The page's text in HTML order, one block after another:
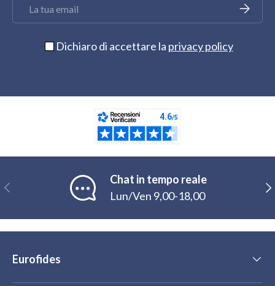
Iscriviti
Dichiaro di accettare la privacy policy
Indietro
Chat in tempo reale
Lun/Ven 9,00-18,00
Eurofides